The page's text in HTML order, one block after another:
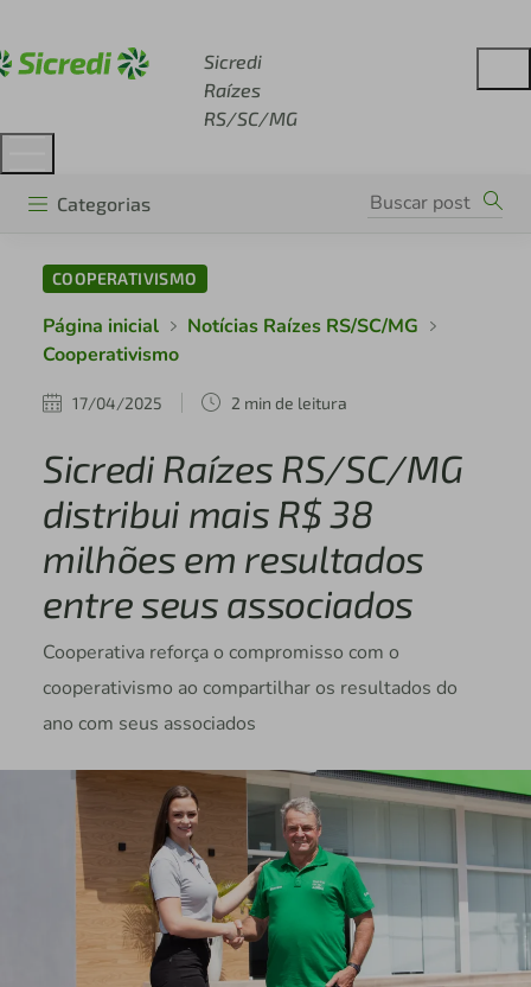
Sicredi
Raízes
RS/SC/MG
Categorias
COOPERATIVISMO
Página inicial
Notícias Raízes RS/SC/MG
Cooperativismo
17/04/2025 2 min de leitura
Sicredi Raízes RS/SC/MG
distribui mais R$ 38
milhões em resultados
entre seus associados
Cooperativa reforça o compromisso com o
cooperativismo ao compartilhar os resultados do
ano com seus associados